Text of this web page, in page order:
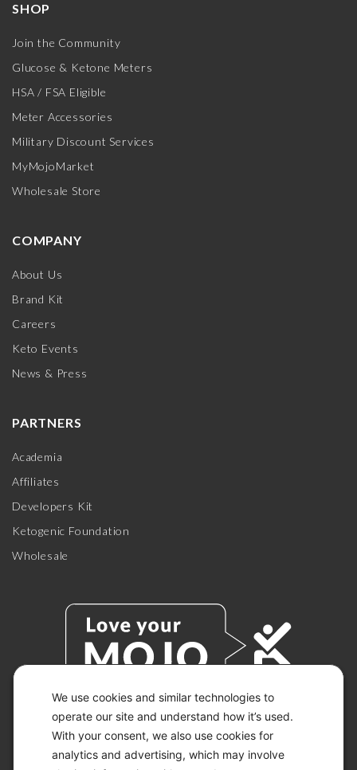
We use cookies and similar technologies to
operate our site and understand how it’s used.
With your consent, we also use cookies for
analytics and advertising, which may involve
SHOP
Join the Community
Glucose & Ketone Meters
HSA / FSA Eligible
Meter Accessories
Military Discount Services
MyMojoMarket
Wholesale Store
COMPANY
About Us
Brand Kit
Careers
Keto Events
News & Press
PARTNERS
Academia
Affiliates
Developers Kit
Ketogenic Foundation
Wholesale
© 2026 KETO-MOJO.
ALL RIGHTS RESERVED.